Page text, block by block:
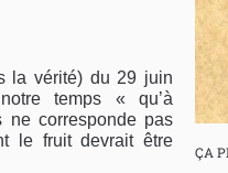
la vérité) du 29 juin
temps « qu’à
ne corresponde pas
le fruit devrait être
ÇA